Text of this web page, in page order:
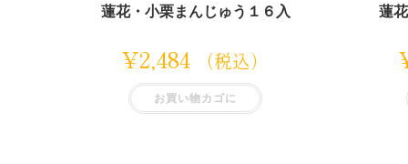
蓮花・小栗まんじゅう１６入
¥2,484 （税込）
お買い物カゴに
蓮